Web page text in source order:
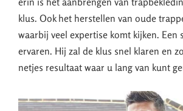
klus. Ook het herstellen van oude
waarbij veel expertise komt kijken. Een
ervaren. Hij zal de klus snel klaren en
netjes resultaat waar u lang van kunt